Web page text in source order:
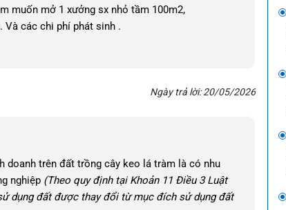
muốn mở 1 xưởng sx nhỏ tầm 100m2,
Và các chi phí phát sinh .
Ngày trả lời: 20/05/2026
doanh trên đất trồng cây keo lá tràm là có nhu
nghiệp (Theo quy định tại Khoản 11 Điều 3 Luật
dụng đất được thay đổi từ mục đích sử dụng đất